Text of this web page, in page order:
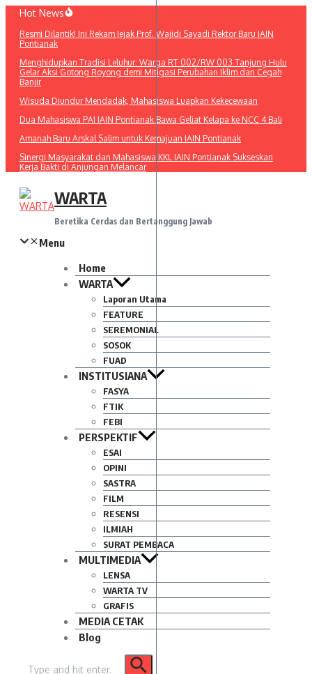
Lewati
konten
Hot News
Resmi Dilantik! Ini Rekam Jejak Prof. Wajidi Sayadi Rektor Baru IAIN
Pontianak
Menghidupkan Tradisi Leluhur: Warga RT 002/RW 003 Tanjung Hulu
Gelar Aksi Gotong Royong demi Mitigasi Perubahan Iklim dan Cegah
Banjir
Wisuda Diundur Mendadak, Mahasiswa Luapkan Kekecewaan
Dua Mahasiswa PAI IAIN Pontianak Bawa Geliat Kelapa ke NCC 4 Bali
Amanah Baru Arskal Salim untuk Kemajuan IAIN Pontianak
Sinergi Masyarakat dan Mahasiswa KKL IAIN Pontianak Sukseskan
Kerja Bakti di Anjungan Melancar
WARTA
Beretika Cerdas dan Bertanggung Jawab
Menu
Home
WARTA
Laporan Utama
FEATURE
SEREMONIAL
SOSOK
FUAD
INSTITUSIANA
FASYA
FTIK
FEBI
PERSPEKTIF
ESAI
OPINI
SASTRA
FILM
RESENSI
ILMIAH
SURAT PEMBACA
MULTIMEDIA
LENSA
WARTA TV
GRAFIS
MEDIA CETAK
Blog